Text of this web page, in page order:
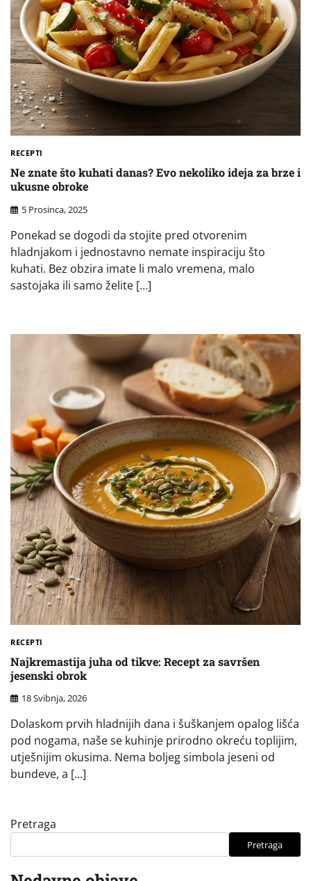
RECEPTI
Ne znate što kuhati danas? Evo nekoliko ideja za brze i
ukusne obroke
5 Prosinca, 2025
Ponekad se dogodi da stojite pred otvorenim
hladnjakom i jednostavno nemate inspiraciju što
kuhati. Bez obzira imate li malo vremena, malo
sastojaka ili samo želite […]
RECEPTI
Najkremastija juha od tikve: Recept za savršen
jesenski obrok
18 Svibnja, 2026
Dolaskom prvih hladnijih dana i šuškanjem opalog lišća
pod nogama, naše se kuhinje prirodno okreću toplijim,
utješnijim okusima. Nema boljeg simbola jeseni od
bundeve, a […]
Pretraga
Pretraga